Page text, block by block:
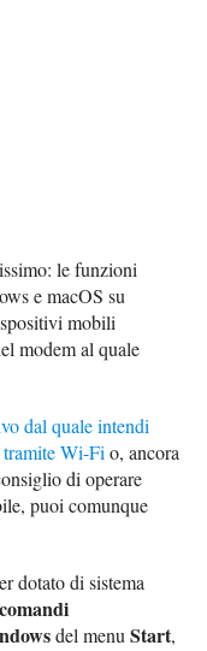
le funzioni
e macOS su
mobili
modem al quale
dal quale intendi
Wi-Fi o, ancora
di operare
puoi comunque
dotato di sistema
del menuStart,